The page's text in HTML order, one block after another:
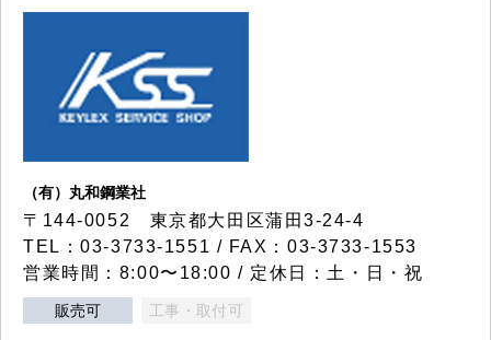
（有）丸和鋼業社
〒144-0052 東京都大田区蒲田3-24-4
TEL：03-3733-1551 / FAX：03-3733-1553
営業時間：8:00〜18:00 / 定休日：土・日・祝
販売可 工事・取付可